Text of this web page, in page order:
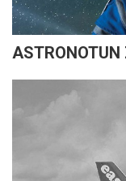
ASTRONOTUN